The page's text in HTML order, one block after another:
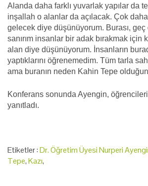
Alanda daha farklı yuvarlak yapılar da
inşallah o alanlar da açılacak. Çok daha
gelecek diye düşünüyorum. Burası, geç
sanırım insanlar bir adak bırakmak için
alan diye düşünüyorum. İnsanların
yaptıklarını öğrenemedim. Tüm tarla
ama buranın neden Kahin Tepe
Konferans sonunda Ayengin,
yanıtladı.
Etiketler :Dr. Öğretim Üyesi Nurperi
Tepe,Kazı,